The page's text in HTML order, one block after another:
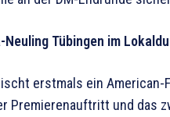
Tübingen im
erstmals ein American-
Premierenauftritt und das